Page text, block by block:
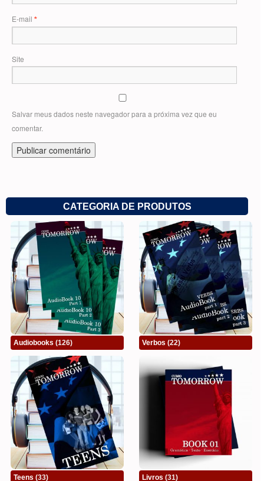
E-mail *
Site
Salvar meus dados neste navegador para a próxima vez que eu
comentar.
CATEGORIA DE PRODUTOS
Audiobooks (126) Verbos(22)
Teens (33) Livros(31)